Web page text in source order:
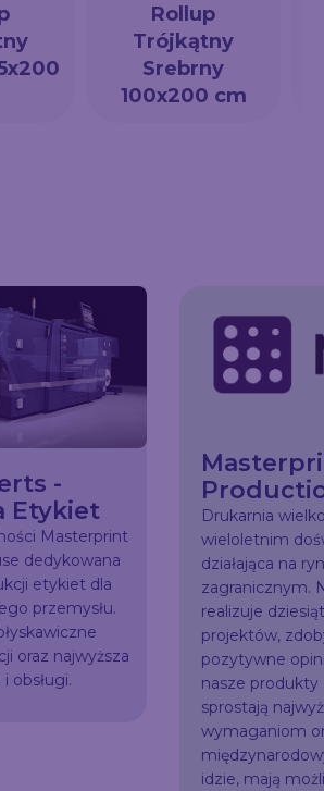
Rollup
Trójkątny
Srebrny
100x200 cm
-
Etykiet
Masterprint
dedykowana
etykiet dla
przemysłu.
oraz najwyższa
obsługi.
Drukarnia
wieloletnim
działająca na
zagranicznym.
realizuje
projektów,
pozytywne
nasze
sprostają
wymaganiom
idzie, mają